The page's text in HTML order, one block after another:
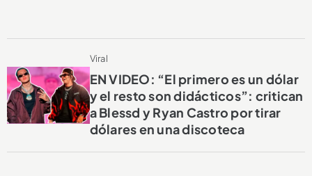
Viral
EN VIDEO: “El primero es un dólar
y el resto son didácticos”: critican
a Blessd y Ryan Castro por tirar
dólares en una discoteca